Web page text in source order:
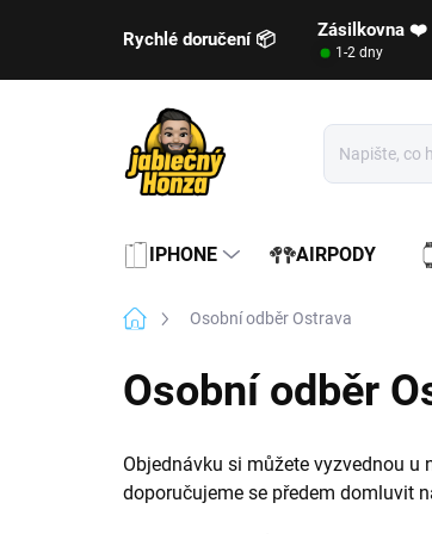
Rychlé doručení 📦 Zásilkovna ❤️
1-2 dny
IPHONE AIRPODY
Domů Osobní odběr Ostrava
Osobní odběr
Objednávku si můžete vyzvednou u
doporučujeme se předem domluvit